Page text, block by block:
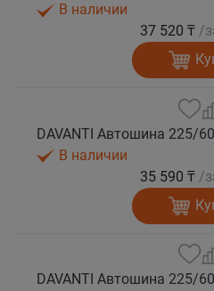
В наличии
37 520 ₸ /
DAVANTI Автошина 225/
В наличии
35 590 ₸ /